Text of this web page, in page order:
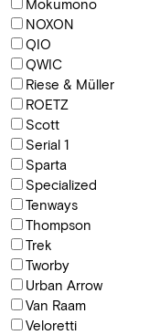
Mokumono
NOXON
QIO
QWIC
Riese & Müller
ROETZ
Scott
Serial 1
Sparta
Specialized
Tenways
Thompson
Trek
Tworby
Urban Arrow
Van Raam
Veloretti